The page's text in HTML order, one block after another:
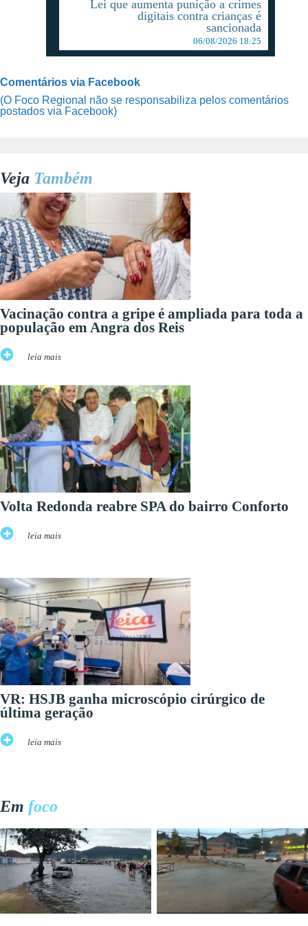
Lei que aumenta punição a crimes
digitais contra crianças é
sancionada
06/08/2026 18:25
Comentários via Facebook
(O Foco Regional não se responsabiliza pelos comentários
postados via Facebook)
Veja Também
Vacinação contra a gripe é ampliada para toda a
população em Angra dos Reis
leia mais
Volta Redonda reabre SPA do bairro Conforto
leia mais
VR: HSJB ganha microscópio cirúrgico de
última geração
leia mais
Em foco